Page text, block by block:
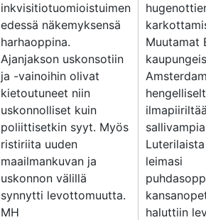
inkvisitiotuomioistuimen
edessä näkemyksensä
harhaoppina.
Ajanjakson uskonsotiin
ja -vainoihin olivat
kietoutuneet niin
uskonnolliset kuin
poliittisetkin syyt. Myös
ristiriita uuden
maailmankuvan ja
uskonnon välillä
synnytti levottomuutta.
MH
Muutamat
leimasi
haluttiin